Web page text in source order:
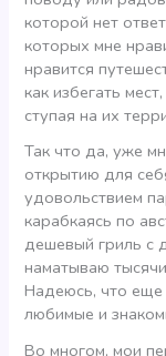
которой нет
которых мне
нравится
как избегать
ступая на их
Так что да, уже
открытию для
удовольствием
карабкаясь по
дешевый гриль с
наматываю
Надеюсь, что еще
любимые и
Во многом, мои